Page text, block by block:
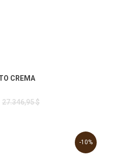
CREMA
27.346,95 $
-10%